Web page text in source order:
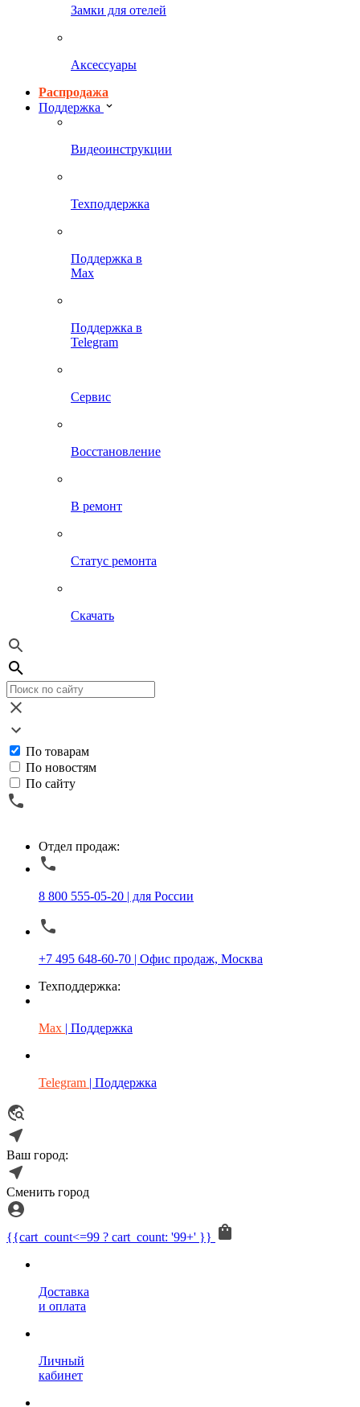
Замки для отелей
Аксессуары
Распродажа
Поддержка
Видеоинструкции
Техподдержка
Поддержка в
Max
Поддержка в
Telegram
Сервис
Восстановление
В ремонт
Статус ремонта
Скачать
По товарам
По новостям
По сайту
Отдел продаж:
8 800 555-05-20 | для России
+7 495 648-60-70 | Офис продаж, Москва
Техподдержка:
Max | Поддержка
Telegram | Поддержка
Ваш город:
Сменить город
{{cart_count<=99 ? cart_count: '99+' }}
Доставка
и оплата
Личный
кабинет